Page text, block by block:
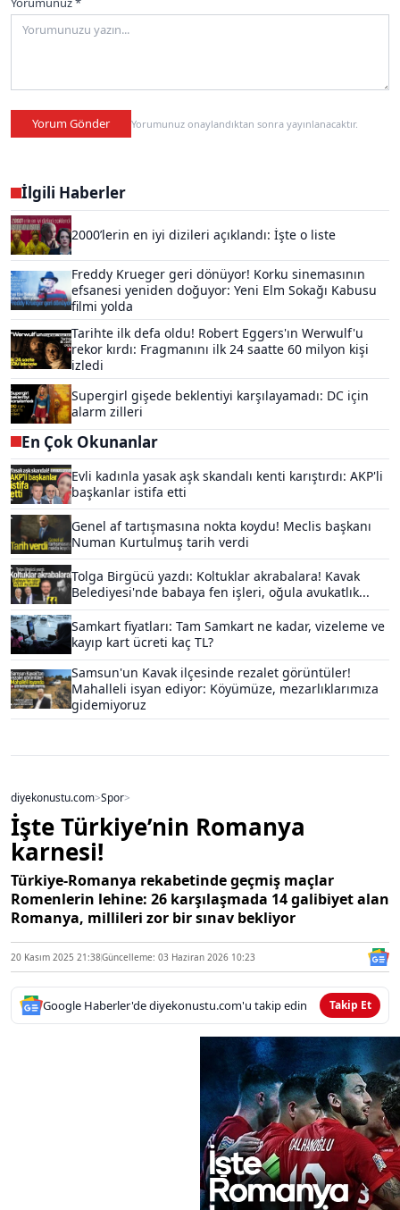
Yorum Gönder Yorumunuz onaylandıktan sonra yayınlanacaktır.
İlgili Haberler
2000’lerin en iyi dizileri açıklandı: İşte o liste
Freddy Krueger geri dönüyor! Korku sinemasının
efsanesi yeniden doğuyor: Yeni Elm Sokağı Kabusu
filmi yolda
Tarihte ilk defa oldu! Robert Eggers'ın Werwulf'u
rekor kırdı: Fragmanını ilk 24 saatte 60 milyon kişi
izledi
Supergirl gişede beklentiyi karşılayamadı: DC için
alarm zilleri
En Çok Okunanlar
Evli kadınla yasak aşk skandalı kenti karıştırdı: AKP'li
başkanlar istifa etti
Genel af tartışmasına nokta koydu! Meclis başkanı
Numan Kurtulmuş tarih verdi
Tolga Birgücü yazdı: Koltuklar akrabalara! Kavak
Belediyesi'nde babaya fen işleri, oğula avukatlık...
Samkart fiyatları: Tam Samkart ne kadar, vizeleme ve
kayıp kart ücreti kaç TL?
Samsun'un Kavak ilçesinde rezalet görüntüler!
Mahalleli isyan ediyor: Köyümüze, mezarlıklarımıza
gidemiyoruz
diyekonustu.com>Spor>
İşte Türkiye’nin Romanya
karnesi!
Türkiye‑Romanya rekabetinde geçmiş maçlar
Romenlerin lehine: 26 karşılaşmada 14 galibiyet alan
Romanya, millileri zor bir sınav bekliyor
20 Kasım 2025 21:38Güncelleme: 03 Haziran 2026 10:23
Google Haberler'de diyekonustu.com'u takip edin Takip Et